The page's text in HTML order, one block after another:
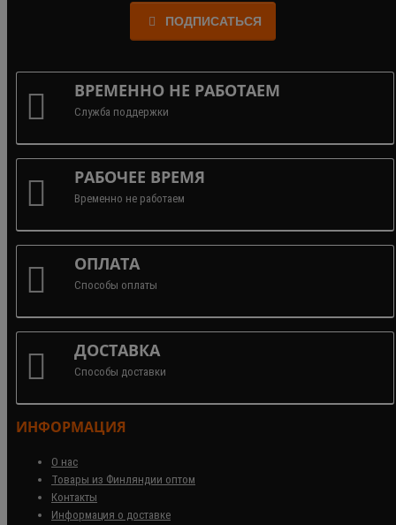
ПОДПИСАТЬСЯ
ВРЕМЕННО НЕ РАБОТАЕМ
Служба поддержки
РАБОЧЕЕ ВРЕМЯ
Временно не работаем
ОПЛАТА
Способы оплаты
ДОСТАВКА
Способы доставки
ИНФОРМАЦИЯ
О нас
Товары из Финляндии оптом
Контакты
Информация о доставке